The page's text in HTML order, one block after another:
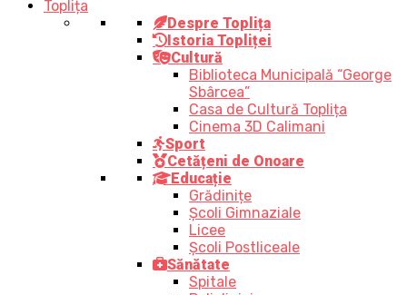
Toplița
Despre Toplița
Istoria Topliței
Cultură
Biblioteca Municipală “George
Sbârcea”
Casa de Cultură Toplița
Cinema 3D Calimani
Sport
Cetățeni de Onoare
Educație
Grădinițe
Școli Gimnaziale
Licee
Școli Postliceale
Sănătate
Spitale